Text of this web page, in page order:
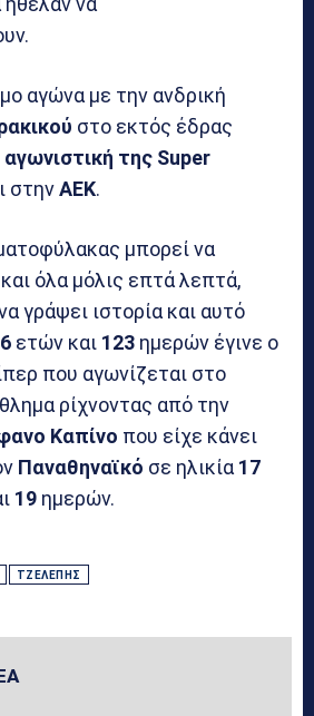
αγώνα με την ανδρική
στο εκτός έδρας
αγωνιστική της Super
στηνΑΕΚ.
μπορεί να
όλα μόλις επτά λεπτά,
γράψει ιστορία και αυτό
ετών και 123 ημερών έγινε ο
που αγωνίζεται στο
ρίχνοντας από την
Καπίνο που είχε κάνει
Παναθηναϊκό σε ηλικία 17
19 ημερών.
ΤΖΕΛΈΠΗΣ